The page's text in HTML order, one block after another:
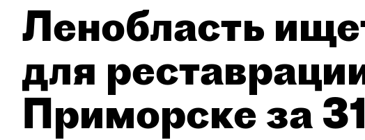
Ленобласть
для
Приморске за